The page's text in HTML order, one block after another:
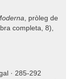
, pròleg de
completa, 8),
· 285-292